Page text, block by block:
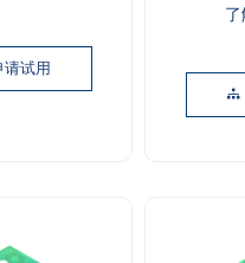
请试用
뀒